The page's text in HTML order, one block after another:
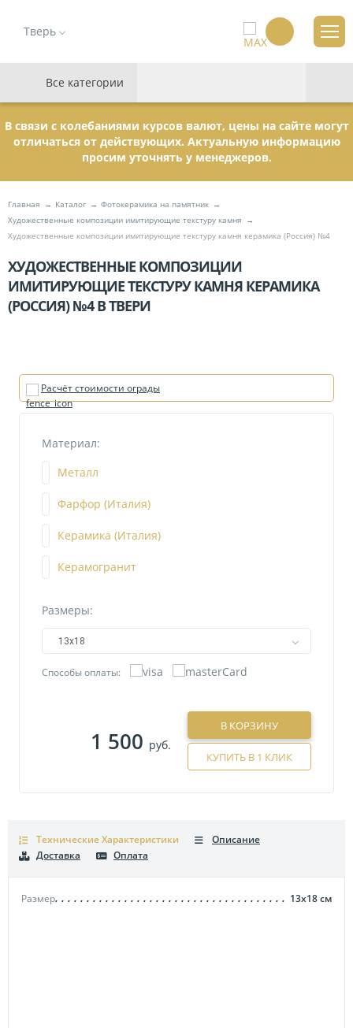
Тверь
Все категории
В связи с колебаниями курсов валют, цены на сайте могут
отличаться от действующих. Актуальную информацию
просим уточнять у менеджеров.
Главная Каталог
Фотокерамика на памятник
Художественные композиции имитирующие текстуру камня
Художественные композиции имитирующие текстуру камня керамика (Россия) №4
ХУДОЖЕСТВЕННЫЕ КОМПОЗИЦИИ
ИМИТИРУЮЩИЕ ТЕКСТУРУ КАМНЯ КЕРАМИКА
(РОССИЯ) №4 В ТВЕРИ
Расчёт стоимости ограды
Материал:
Металл
Фарфор (Италия)
Керамика (Италия)
Керамогранит
Размеры:
13х18
Способы оплаты:
1 500 руб.
В КОРЗИНУ
КУПИТЬ В 1 КЛИК
Технические Характеристики
Размер 13х18см
Описание
Доставка
Оплата